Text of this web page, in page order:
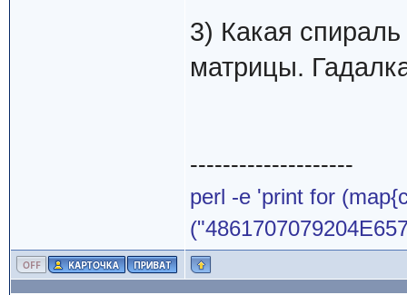
3) Какая
матрицы.
--------------------
perl -e 'print for